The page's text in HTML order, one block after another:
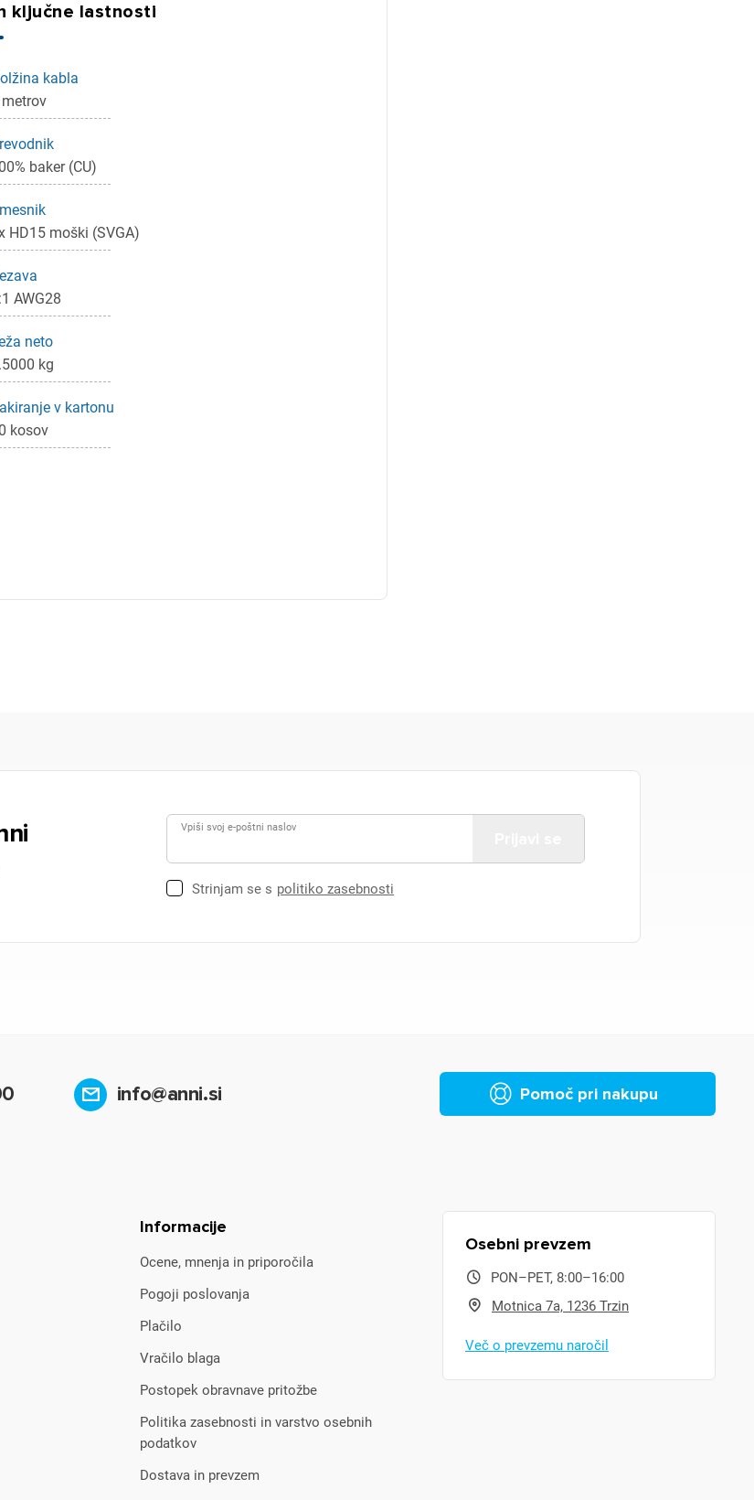
ključne lastnosti
kabla
baker (CU)
HD15 moški (SVGA)
AWG28
neto
kg
v kartonu
kosov
Vpiši svoj e-poštni naslov
Strinjam se s politiko zasebnosti
info@anni.si Pomoč pri nakupu
Informacije
Ocene, mnenja in priporočila
Pogoji poslovanja
Plačilo
Vračilo blaga
Postopek obravnave pritožbe
Politika zasebnosti in varstvo osebnih
podatkov
Dostava in prevzem
Osebni prevzem
PON–PET, 8:00–16:00
Motnica 7a, 1236 Trzin
Več o prevzemu naročil
seznam želja morate biti prijavljeni.